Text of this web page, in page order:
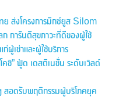
ย ส่งโครงการมิกซ์ยูส Silom
การันตีสุขภาวะที่ดีของผู้ใช้
เช่าและผู้ใช้บริการ
ชิ” ฟู้ด เดสติเนชั่น ระดับเวิลด์
สอดรับพฤติกรรมผู้บริโภคยุค